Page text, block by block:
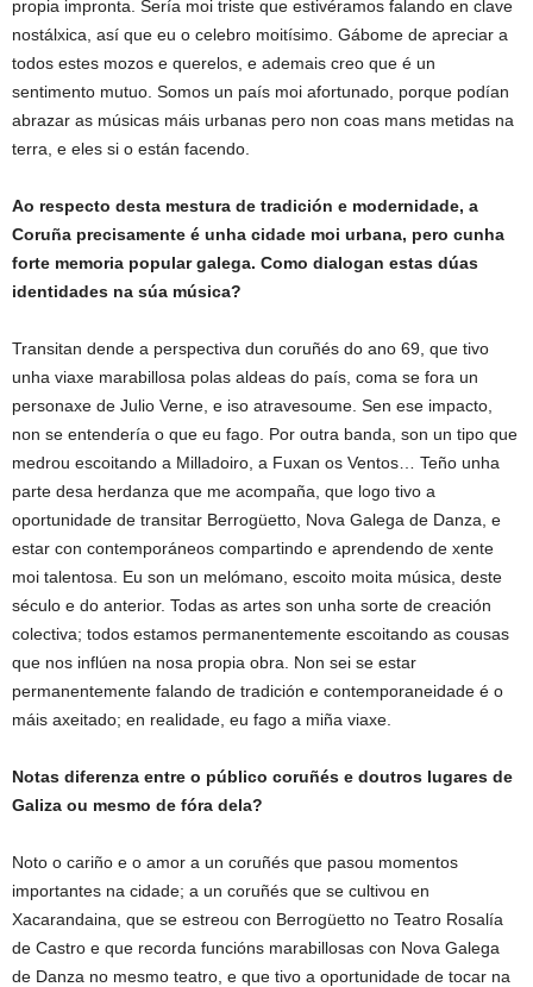
propia impronta. Sería moi triste que estivéramos falando en clave
nostálxica, así que eu o celebro moitísimo. Gábome de apreciar a
todos estes mozos e querelos, e ademais creo que é un
sentimento mutuo. Somos un país moi afortunado, porque podían
abrazar as músicas máis urbanas pero non coas mans metidas na
terra, e eles si o están facendo.
Ao respecto desta mestura de tradición e modernidade, a
Coruña precisamente é unha cidade moi urbana, pero cunha
forte memoria popular galega. Como dialogan estas dúas
identidades na súa música?
Transitan dende a perspectiva dun coruñés do ano 69, que tivo
unha viaxe marabillosa polas aldeas do país, coma se fora un
personaxe de Julio Verne, e iso atravesoume. Sen ese impacto,
non se entendería o que eu fago. Por outra banda, son un tipo que
medrou escoitando a Milladoiro, a Fuxan os Ventos… Teño unha
parte desa herdanza que me acompaña, que logo tivo a
oportunidade de transitar Berrogüetto, Nova Galega de Danza, e
estar con contemporáneos compartindo e aprendendo de xente
moi talentosa. Eu son un melómano, escoito moita música, deste
século e do anterior. Todas as artes son unha sorte de creación
colectiva; todos estamos permanentemente escoitando as cousas
que nos inflúen na nosa propia obra. Non sei se estar
permanentemente falando de tradición e contemporaneidade é o
máis axeitado; en realidade, eu fago a miña viaxe.
Notas diferenza entre o público coruñés e doutros lugares de
Galiza ou mesmo de fóra dela?
Noto o cariño e o amor a un coruñés que pasou momentos
importantes na cidade; a un coruñés que se cultivou en
Xacarandaina, que se estreou con Berrogüetto no Teatro Rosalía
de Castro e que recorda funcións marabillosas con Nova Galega
de Danza no mesmo teatro, e que tivo a oportunidade de tocar na